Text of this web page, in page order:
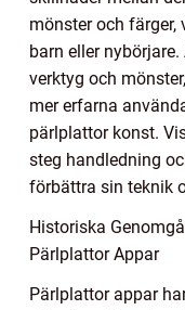
mönster och
barn eller
verktyg och
mer erfarna
pärlplattor konst.
steg handledning
förbättra sin teknik
Historiska
Pärlplattor Appar
Pärlplattor appar